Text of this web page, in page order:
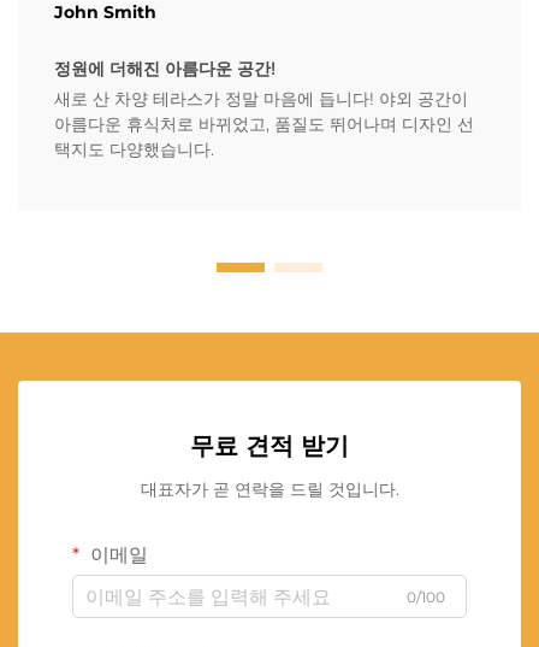
John Smith
정원에 더해진 아름다운 공간!
새로 산 차양 테라스가 정말 마음에 듭니다! 야외 공간이
아름다운 휴식처로 바뀌었고, 품질도 뛰어나며 디자인 선
택지도 다양했습니다.
무료 견적 받기
대표자가 곧 연락을 드릴 것입니다.
이메일
0/100